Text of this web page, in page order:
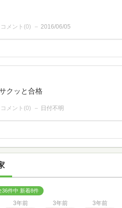
コメント(0) 2016/06/05
クッと合格
コメント(0) 日付不明
36件中 新着8件
3年前 3年前 3年前